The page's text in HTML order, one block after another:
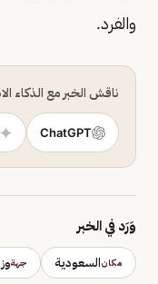
والفرد.
ناقش الخبر مع الذكاء
ChatGPT
وَرَد في الخبر
مكانالسعودية جهة